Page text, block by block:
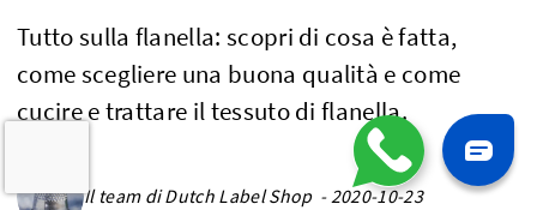
Tutto sulla flanella: scopri di cosa è fatta,
come scegliere una buona qualità e come
cucire e trattare il tessuto di flanella.
Il team di Dutch Label Shop - 2020-10-23